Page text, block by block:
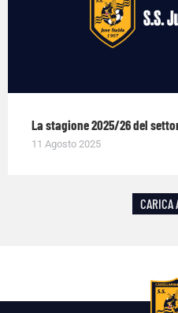
La stagione 2025/26 del
11 Agosto 2025
CARICA